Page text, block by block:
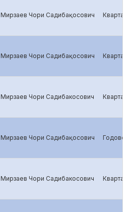
Мирзаев Чори Садибақoсович
Мирзаев Чори Садибақoсович
Мирзаев Чори Садибакосович
Мирзаев Чори Садибақoсович Годовой
Мирзаев Чори Садибакосович